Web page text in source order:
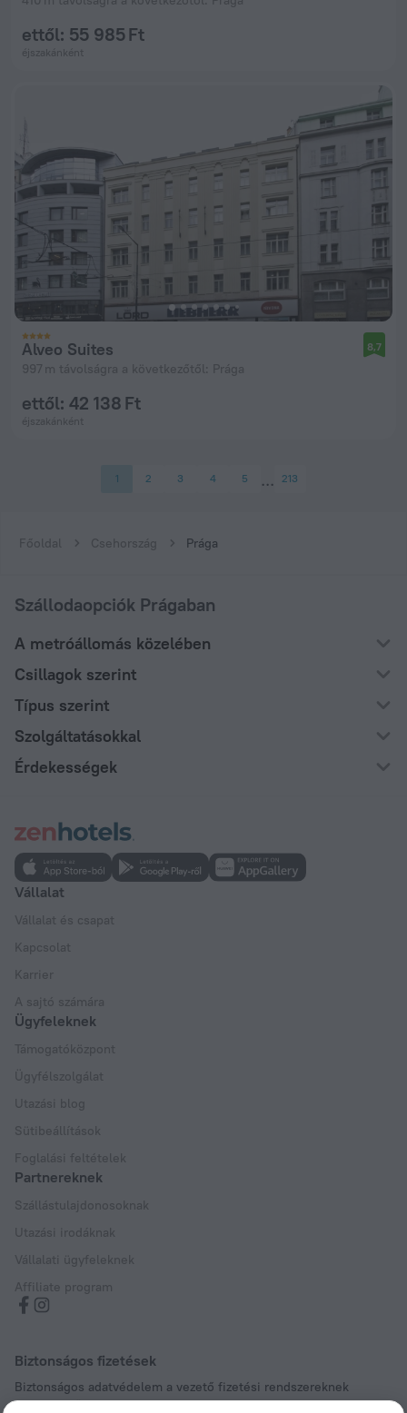
ettől: 55 985 Ft
éjszakánként
Alveo Suites
997 m távolságra a következőtől: Prága
8,7
ettől: 42 138 Ft
éjszakánként
1 2 3 4 5 213
Főoldal Csehország Prága
Szállodaopciók Prágaban
A metróállomás közelében
Csillagok szerint
Típus szerint
Szolgáltatásokkal
Érdekességek
Vállalat
Vállalat és csapat
Kapcsolat
Karrier
A sajtó számára
Ügyfeleknek
Támogatóközpont
Ügyfélszolgálat
Utazási blog
Sütibeállítások
Foglalási feltételek
Partnereknek
Szállástulajdonosoknak
Utazási irodáknak
Vállalati ügyfeleknek
Affiliate program
Biztonságos fizetések
Biztonságos adatvédelem a vezető fizetési rendszereknek
köszönhetően.